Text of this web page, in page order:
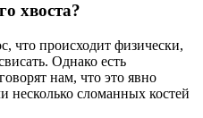
хвоста?
что происходит физически,
Однако есть
нам, что это явно
несколько сломанных костей